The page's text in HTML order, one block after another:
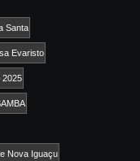
Santa
Evaristo
2025
Nova Iguaçu